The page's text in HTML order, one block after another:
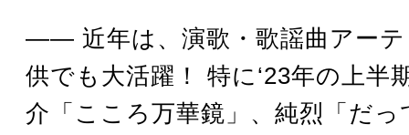
―― 近年は、演歌・歌謡曲アー
供でも大活躍！ 特に‘23年の上半
介「こころ万華鏡」、純烈「だ